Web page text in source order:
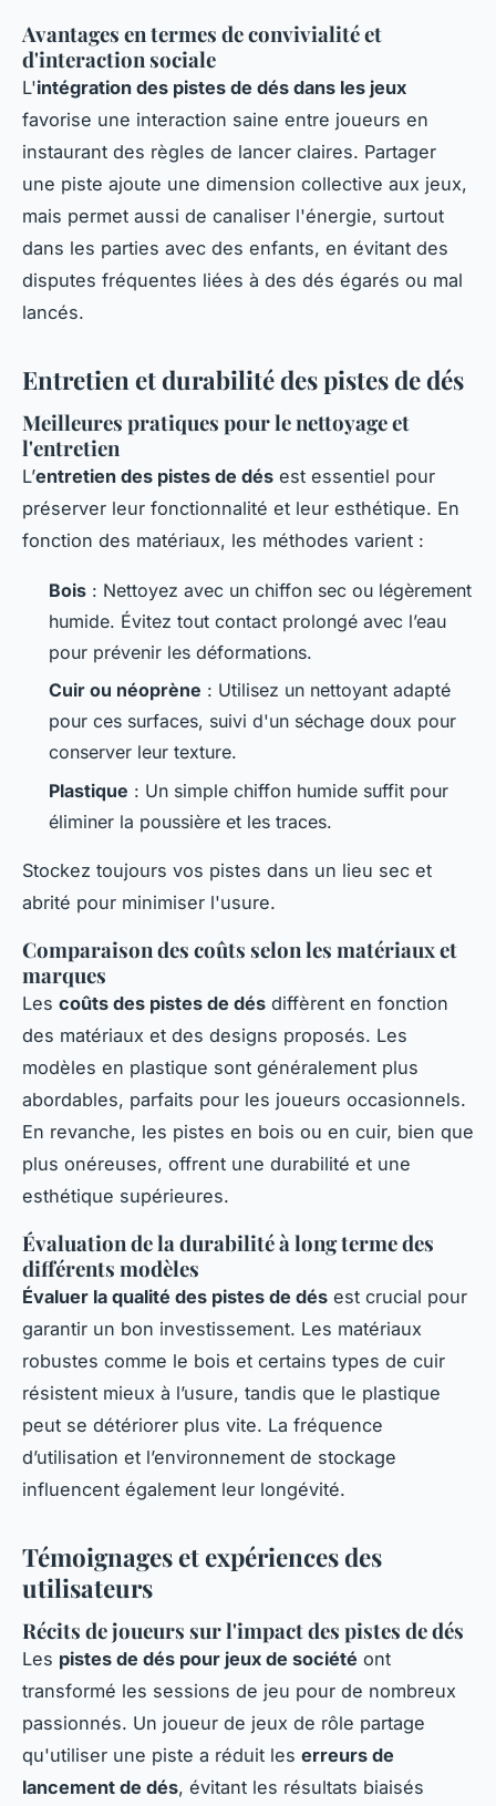
Avantages en termes de convivialité et
d'interaction sociale
L'intégration des pistes de dés dans les jeux
favorise une interaction saine entre joueurs en
instaurant des règles de lancer claires. Partager
une piste ajoute une dimension collective aux jeux,
mais permet aussi de canaliser l'énergie, surtout
dans les parties avec des enfants, en évitant des
disputes fréquentes liées à des dés égarés ou mal
lancés.
Entretien et durabilité des pistes de dés
Meilleures pratiques pour le nettoyage et
l'entretien
L’entretien des pistes de dés est essentiel pour
préserver leur fonctionnalité et leur esthétique. En
fonction des matériaux, les méthodes varient :
Bois : Nettoyez avec un chiffon sec ou légèrement
humide. Évitez tout contact prolongé avec l’eau
pour prévenir les déformations.
Cuir ou néoprène : Utilisez un nettoyant adapté
pour ces surfaces, suivi d'un séchage doux pour
conserver leur texture.
Plastique : Un simple chiffon humide suffit pour
éliminer la poussière et les traces.
Stockez toujours vos pistes dans un lieu sec et
abrité pour minimiser l'usure.
Comparaison des coûts selon les matériaux et
marques
Les coûts des pistes de dés diffèrent en fonction
des matériaux et des designs proposés. Les
modèles en plastique sont généralement plus
abordables, parfaits pour les joueurs occasionnels.
En revanche, les pistes en bois ou en cuir, bien que
plus onéreuses, offrent une durabilité et une
esthétique supérieures.
Évaluation de la durabilité à long terme des
différents modèles
Évaluer la qualité des pistes de dés est crucial pour
garantir un bon investissement. Les matériaux
robustes comme le bois et certains types de cuir
résistent mieux à l’usure, tandis que le plastique
peut se détériorer plus vite. La fréquence
d’utilisation et l’environnement de stockage
influencent également leur longévité.
Témoignages et expériences des
utilisateurs
Récits de joueurs sur l'impact des pistes de dés
Les pistes de dés pour jeux de société ont
transformé les sessions de jeu pour de nombreux
passionnés. Un joueur de jeux de rôle partage
qu'utiliser une piste a réduit les erreurs de
lancement de dés, évitant les résultats biaisés